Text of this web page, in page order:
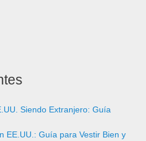
Siendo Extranjero: Guía
EE.UU.: Guía para Vestir Bien y